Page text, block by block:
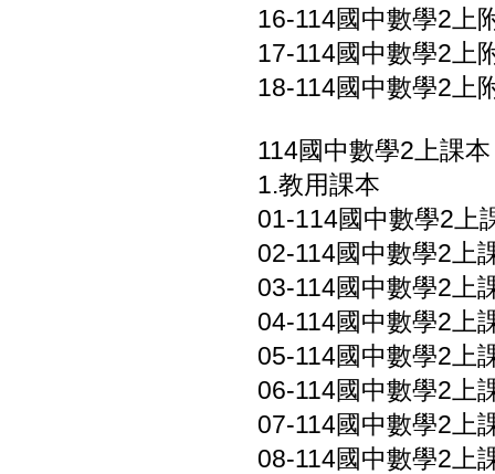
16-114國中數學2上
17-114國中數學2上
18-114國中數學2上
114國中數學2上課本
1.教用課本
01-114國中數學2上
02-114國中數學2上
03-114國中數學2上
04-114國中數學2上
05-114國中數學2上
06-114國中數學2上
07-114國中數學2上
08-114國中數學2上